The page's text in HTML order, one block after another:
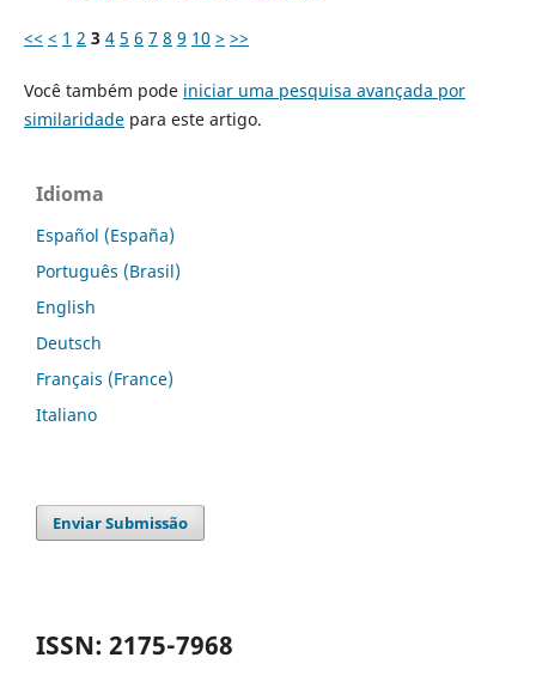
<< < 1 2 3 4 5 6 7 8 9 10 > >>
Você também pode iniciar uma pesquisa avançada por
similaridadepara este artigo.
Idioma
Español (España)
Português (Brasil)
English
Deutsch
Français (France)
Italiano
Enviar Submissão
ISSN: 2175-7968